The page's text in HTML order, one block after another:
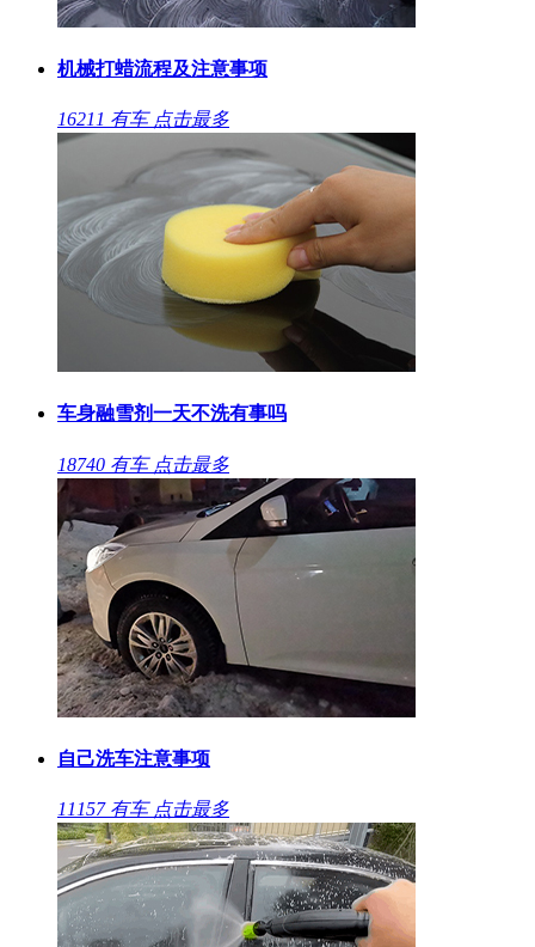
机械打蜡流程及注意事项
16211 有车 点击最多
车身融雪剂一天不洗有事吗
18740 有车 点击最多
自己洗车注意事项
11157 有车 点击最多